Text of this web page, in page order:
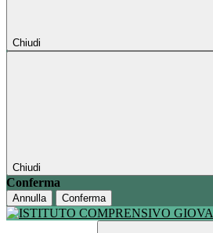
Chiudi
Chiudi
Conferma
Annulla Conferma